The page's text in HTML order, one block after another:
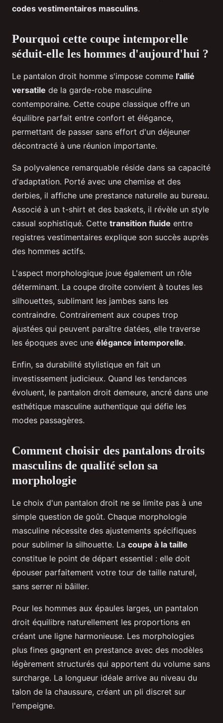
codes vestimentaires masculins.
Pourquoi cette coupe intemporelle
séduit-elle les hommes d'aujourd'hui ?
Le pantalon droit homme s'impose comme l'allié
versatile de la garde-robe masculine
contemporaine. Cette coupe classique offre un
équilibre parfait entre confort et élégance,
permettant de passer sans effort d'un déjeuner
décontracté à une réunion importante.
Sa polyvalence remarquable réside dans sa capacité
d'adaptation. Porté avec une chemise et des
derbies, il affiche une prestance naturelle au bureau.
Associé à un t-shirt et des baskets, il révèle un style
casual sophistiqué. Cette transition fluide entre
registres vestimentaires explique son succès auprès
des hommes actifs.
L'aspect morphologique joue également un rôle
déterminant. La coupe droite convient à toutes les
silhouettes, sublimant les jambes sans les
contraindre. Contrairement aux coupes trop
ajustées qui peuvent paraître datées, elle traverse
les époques avec une élégance intemporelle.
Enfin, sa durabilité stylistique en fait un
investissement judicieux. Quand les tendances
évoluent, le pantalon droit demeure, ancré dans une
esthétique masculine authentique qui défie les
modes passagères.
Comment choisir des pantalons droits
masculins de qualité selon sa
morphologie
Le choix d'un pantalon droit ne se limite pas à une
simple question de goût. Chaque morphologie
masculine nécessite des ajustements spécifiques
pour sublimer la silhouette. La coupe à la taille
constitue le point de départ essentiel : elle doit
épouser parfaitement votre tour de taille naturel,
sans serrer ni bâiller.
Pour les hommes aux épaules larges, un pantalon
droit équilibre naturellement les proportions en
créant une ligne harmonieuse. Les morphologies
plus fines gagnent en prestance avec des modèles
légèrement structurés qui apportent du volume sans
surcharge. La longueur idéale arrive au niveau du
talon de la chaussure, créant un pli discret sur
l'empeigne.